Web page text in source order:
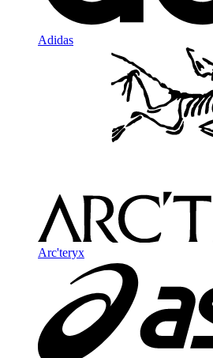
Adidas
Arc'teryx